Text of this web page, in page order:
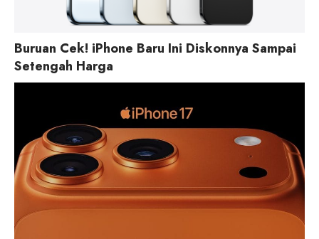
Buruan Cek! iPhone Baru Ini Diskonnya Sampai
Setengah Harga